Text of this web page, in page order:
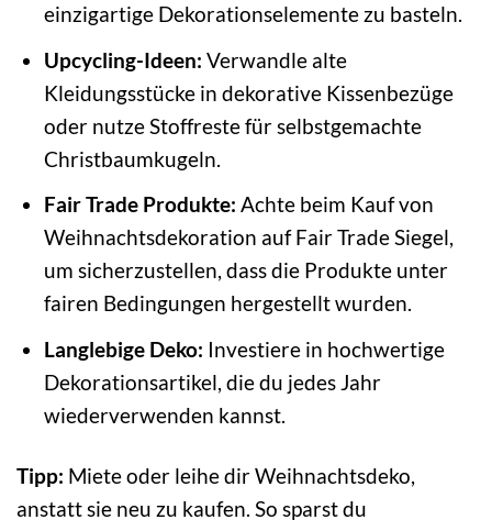
einzigartige Dekorationselemente zu basteln.
Upcycling-Ideen: Verwandle alte
Kleidungsstücke in dekorative Kissenbezüge
oder nutze Stoffreste für selbstgemachte
Christbaumkugeln.
Fair Trade Produkte: Achte beim Kauf von
Weihnachtsdekoration auf Fair Trade Siegel,
um sicherzustellen, dass die Produkte unter
fairen Bedingungen hergestellt wurden.
Langlebige Deko: Investiere in hochwertige
Dekorationsartikel, die du jedes Jahr
wiederverwenden kannst.
Tipp: Miete oder leihe dir Weihnachtsdeko,
anstatt sie neu zu kaufen. So sparst du